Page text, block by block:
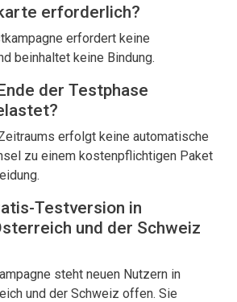
erforderlich?
erfordert keine
beinhaltet keine Bindung.
der Testphase
erfolgt keine automatische
zu einem kostenpflichtigen Paket
Testversion in
und der Schweiz
steht neuen Nutzern in
und der Schweiz offen. Sie